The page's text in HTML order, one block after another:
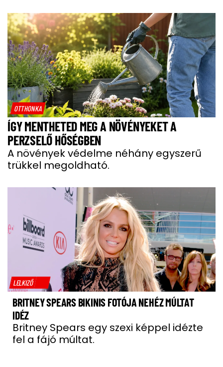
OTTHONKA
ÍGY MENTHETED MEG A NÖVÉNYEKET A
PERZSELŐ HŐSÉGBEN
A növények védelme néhány egyszerű
trükkel megoldható.
LELKIZŐ
BRITNEY SPEARS BIKINIS FOTÓJA NEHÉZ MÚLTAT
IDÉZ
Britney Spears egy szexi képpel idézte
fel a fájó múltat.